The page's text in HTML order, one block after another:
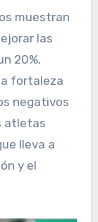
muestran
las
20%,
fortaleza
negativos
atletas
lleva a
y el